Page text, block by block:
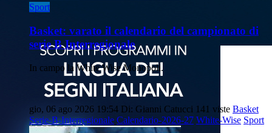
Sport
Basket: varato il calendario del campionato di
serie B Interregionale
In campo la White Wise Monopoli.
gio, 06 ago 2026 19:54 Di: Gianni Catucci 141 viste Basket
Serie-B-Interregionale Calendario-2026-27 White-Wise Sport